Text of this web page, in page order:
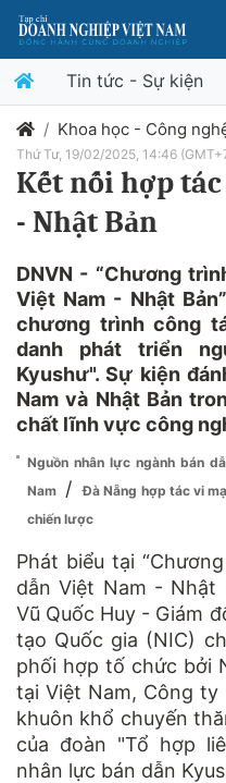
Tin tức - Sự kiện
Khoa học - Công
Thứ Tư, 19/02/2025, 14:46
Kết nối hợp
- Nhật Bản
DNVN - “Chương
Việt Nam - Nhật
chương trình công
danh phát triển
Kyushư". Sự kiện
Nam và Nhật Bản
chất lĩnh vực công
Nguồn nhân lực ngành bán
Nam /
Đà Nẵng hợp tác vi
chiến lược
Phát biểu tại
dẫn Việt Nam - Nhật
Vũ Quốc Huy - Giám
tạo Quốc gia (NIC)
phối hợp tố chức bởi
tại Việt Nam, Công ty
khuôn khổ chuyến
của đoàn "Tổ hợp
nhân lực bán dẫn